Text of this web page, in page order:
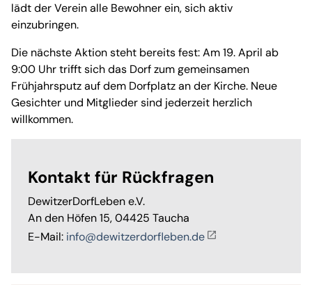
lädt der Verein alle Bewohner ein, sich aktiv
einzubringen.
Die nächste Aktion steht bereits fest: Am 19. April ab
9:00 Uhr trifft sich das Dorf zum gemeinsamen
Frühjahrsputz auf dem Dorfplatz an der Kirche. Neue
Gesichter und Mitglieder sind jederzeit herzlich
willkommen.
Kontakt für Rückfragen
DewitzerDorfLeben e.V.
An den Höfen 15, 04425 Taucha
E-Mail: info@dewitzerdorfleben.de